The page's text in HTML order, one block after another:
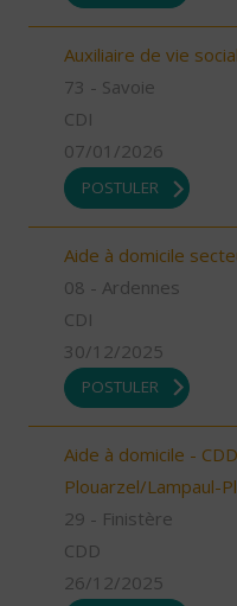
Auxiliaire de vie
73 - Savoie
CDI
07/01/2026
POSTULER
Aide à domicile
08 - Ardennes
CDI
30/12/2025
POSTULER
Aide à domicile -
Plouarzel/Lampaul-
29 - Finistère
CDD
26/12/2025